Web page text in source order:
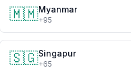
🇲🇲Myanmar
+95
🇸🇬Singapur
+65